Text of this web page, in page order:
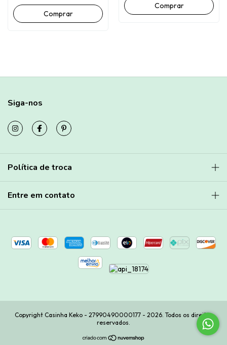
Comprar
Comprar
Siga-nos
Política de troca
Entre em contato
Copyright Casinha Keko - 27990490000177 - 2026. Todos os direitos
reservados.